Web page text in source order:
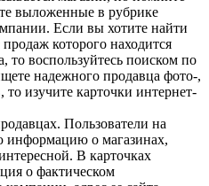
выложенные в рубрике
Если вы хотите найти
которого находится
то воспользуйтесь поиском по
надежного продавца фото-,
то изучите карточки интернет-
Пользователи на
информацию о магазинах,
В карточках
о фактическом